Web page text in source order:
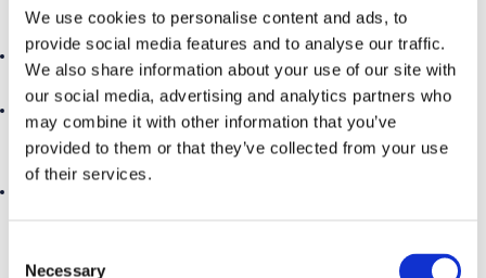
We use cookies to personalise content and ads, to
provide social media features and to analyse our traffic.
We also share information about your use of our site with
our social media, advertising and analytics partners who
may combine it with other information that you’ve
provided to them or that they’ve collected from your use
of their services.
Necessary
ΓΚΠΔ, όταν ισχύει μια από τις ακόλουθες προϋποθέσεις:
αμφισβητείτε την ακρίβεια των δεδομένων προσωπικού
η επεξεργασία είναι παράνομη και ζητάτε αντί της
διαγραφής τον περιορισμό της χρήσης των δεδομένων
προσωπικού χαρακτήρα,
από το υποκείμενο των δεδομένων για τη θεμελίωση,